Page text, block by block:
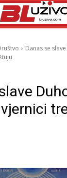
Danas se